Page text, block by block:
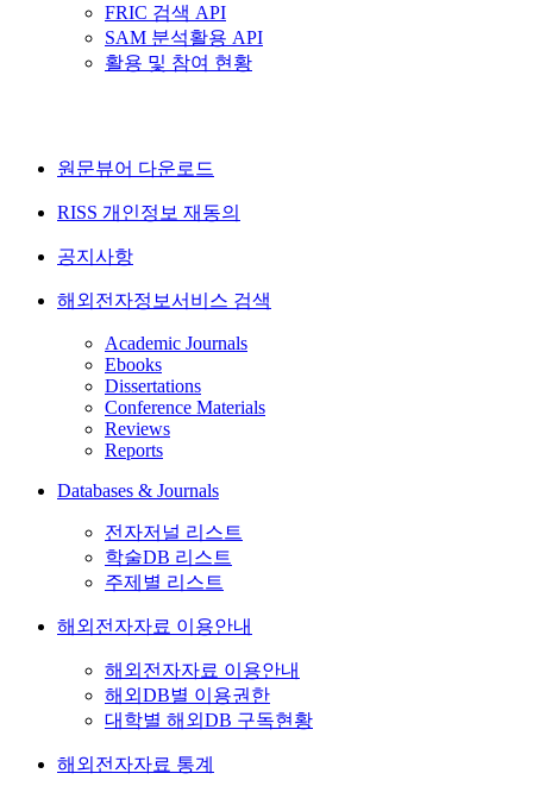
FRIC 검색 API
SAM 분석활용 API
활용 및 참여 현황
원문뷰어 다운로드
RISS 개인정보 재동의
공지사항
해외전자정보서비스 검색
Academic Journals
Ebooks
Dissertations
Conference Materials
Reviews
Reports
Databases & Journals
전자저널 리스트
학술DB 리스트
주제별 리스트
해외전자자료 이용안내
해외전자자료 이용안내
해외DB별 이용권한
대학별 해외DB 구독현황
해외전자자료 통계